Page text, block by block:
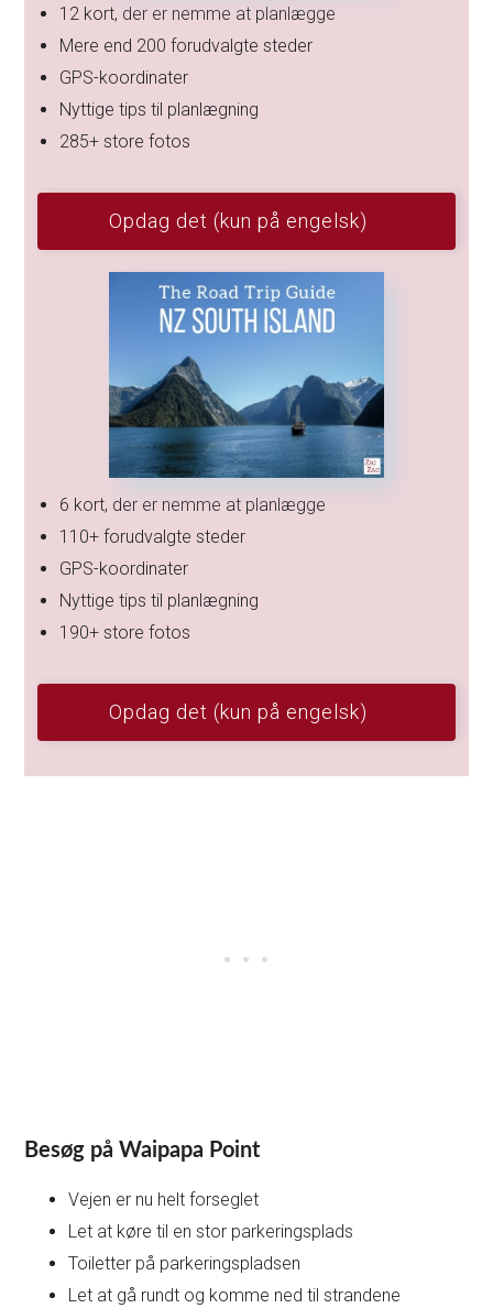
12 kort, der er nemme at planlægge
Mere end 200 forudvalgte steder
GPS-koordinater
Nyttige tips til planlægning
285+ store fotos
Opdag det (kun på engelsk)
6 kort, der er nemme at planlægge
110+ forudvalgte steder
GPS-koordinater
Nyttige tips til planlægning
190+ store fotos
Opdag det (kun på engelsk)
Besøg på Waipapa Point
Vejen er nu helt forseglet
Let at køre til en stor parkeringsplads
Toiletter på parkeringspladsen
Let at gå rundt og komme ned til strandene